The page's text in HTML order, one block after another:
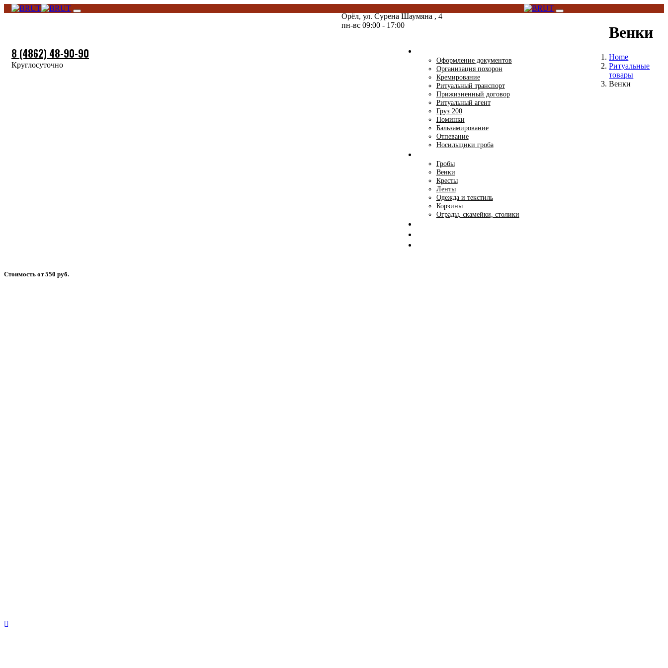
Skip
Skip
content
Toggle
Орёл, ул. Сурена Шаумяна , 4
пн-вс 09:00 - 17:00
8 (4862) 48-90-90
Круглосуточно
Toggle
Оформление документов
Организация похорон
Кремирование
Ритуальный транспорт
Прижизненный договор
Ритуальный агент
Груз 200
Поминки
Бальзамирование
Отпевание
Носильщики гроба
Гробы
Венки
Кресты
Ленты
Одежда и текстиль
Корзины
Ограды, скамейки, столики
Венки
Home
Ритуальные
товары
Венки
Стоимость от 550 руб.